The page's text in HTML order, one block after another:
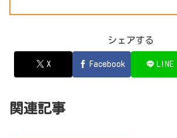
シェアする
X Facebook LINE
関連記事